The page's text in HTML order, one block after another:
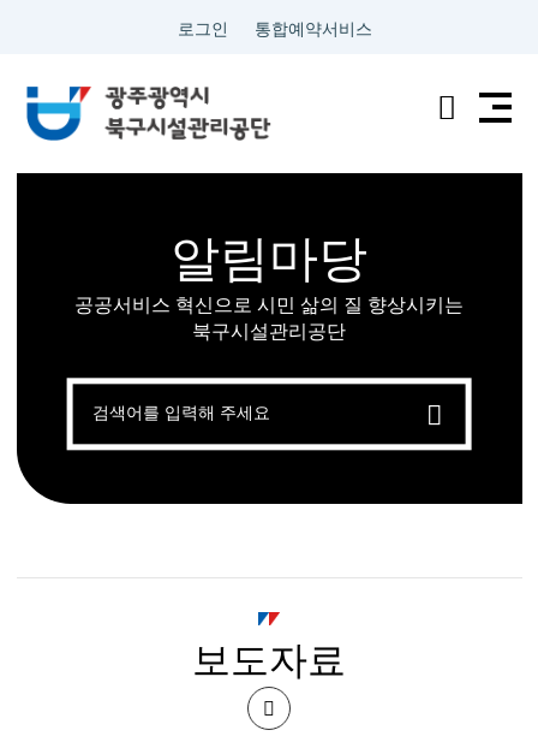
로그인 통합예약서비스
전
남
별
색
알림마당
공공서비스 혁신으로 시민 삶의 질 향상시키는
북구시설관리공단
보도자료